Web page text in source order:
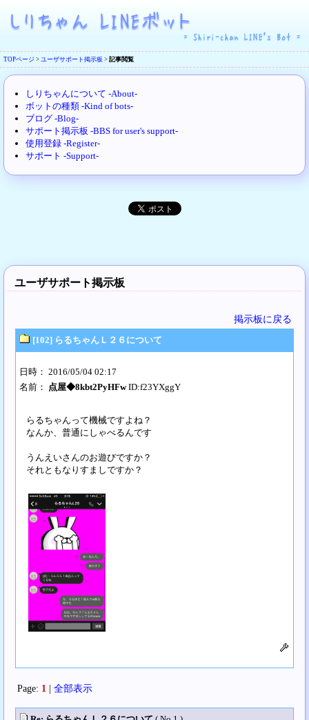
TOPページ > ユーザサポート掲示板 > 記事閲覧
しりちゃんについて -About-
ボットの種類 -Kind of bots-
ブログ -Blog-
サポート掲示板 -BBS for user's support-
使用登録 -Register-
サポート -Support-
ユーザサポート掲示板
掲示板に戻る
[102] らるちゃんＬ２６について
日時： 2016/05/04 02:17
名前： 点屋◆8kbt2PyHFwID:f23YXggY
らるちゃんって機械ですよね？
なんか、普通にしゃべるんです
うんえいさんのお遊びですか？
それともなりすましですか？
Page: 1 | 全部表示